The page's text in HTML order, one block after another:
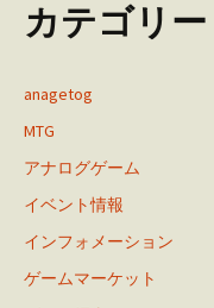
カテゴリー
anagetog
MTG
アナログゲーム
イベント情報
インフォメーション
ゲームマーケット